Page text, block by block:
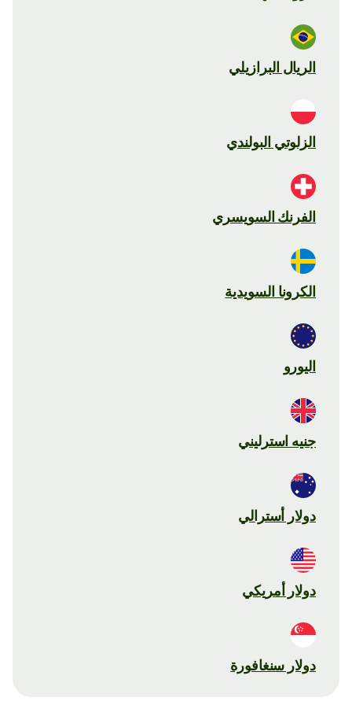
الريال البرازيلي
الزلوتي البولندي
الفرنك السويسري
الكرونا السويدية
اليورو
جنيه استرليني
دولار أسترالي
دولار أمريكي
دولار سنغافورة